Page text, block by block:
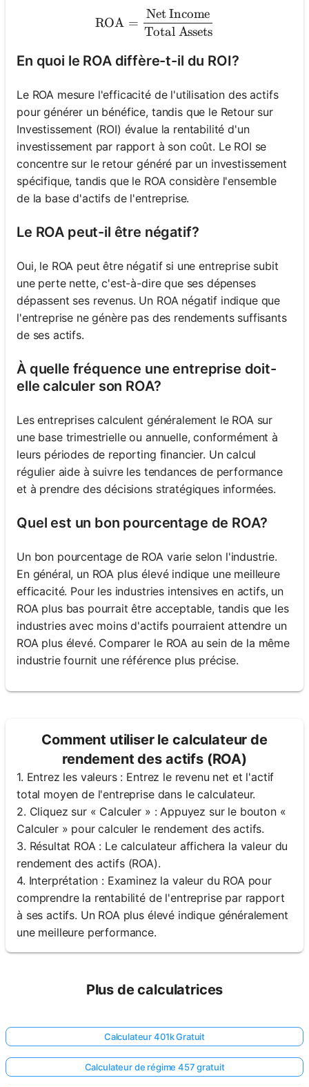
\text{ROA} =
ROA =
Total Assets
Net Income
En quoi le ROA diffère-t-il du ROI?
Le ROA mesure l'efficacité de l'utilisation des actifs
pour générer un bénéfice, tandis que le Retour sur
Investissement (ROI) évalue la rentabilité d'un
investissement par rapport à son coût. Le ROI se
concentre sur le retour généré par un investissement
spécifique, tandis que le ROA considère l'ensemble
de la base d'actifs de l'entreprise.
Le ROA peut-il être négatif?
Oui, le ROA peut être négatif si une entreprise subit
une perte nette, c'est-à-dire que ses dépenses
dépassent ses revenus. Un ROA négatif indique que
l'entreprise ne génère pas des rendements suffisants
de ses actifs.
À quelle fréquence une entreprise doit-
elle calculer son ROA?
Les entreprises calculent généralement le ROA sur
une base trimestrielle ou annuelle, conformément à
leurs périodes de reporting financier. Un calcul
régulier aide à suivre les tendances de performance
et à prendre des décisions stratégiques informées.
Quel est un bon pourcentage de ROA?
Un bon pourcentage de ROA varie selon l'industrie.
En général, un ROA plus élevé indique une meilleure
efficacité. Pour les industries intensives en actifs, un
ROA plus bas pourrait être acceptable, tandis que les
industries avec moins d'actifs pourraient attendre un
ROA plus élevé. Comparer le ROA au sein de la même
industrie fournit une référence plus précise.
Comment utiliser le calculateur de
rendement des actifs (ROA)
1. Entrez les valeurs : Entrez le revenu net et l'actif
total moyen de l'entreprise dans le calculateur.
2. Cliquez sur « Calculer » : Appuyez sur le bouton «
Calculer » pour calculer le rendement des actifs.
3. Résultat ROA : Le calculateur affichera la valeur du
rendement des actifs (ROA).
4. Interprétation : Examinez la valeur du ROA pour
comprendre la rentabilité de l'entreprise par rapport
à ses actifs. Un ROA plus élevé indique généralement
une meilleure performance.
Plus de calculatrices
Calculateur 401k Gratuit
Calculateur de régime 457 gratuit